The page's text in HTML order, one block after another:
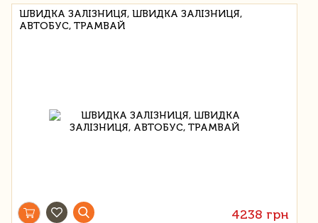
ШВИДКА ЗАЛІЗНИЦЯ, ШВИДКА ЗАЛІЗНИЦЯ,
АВТОБУС, ТРАМВАЙ
4238 грн